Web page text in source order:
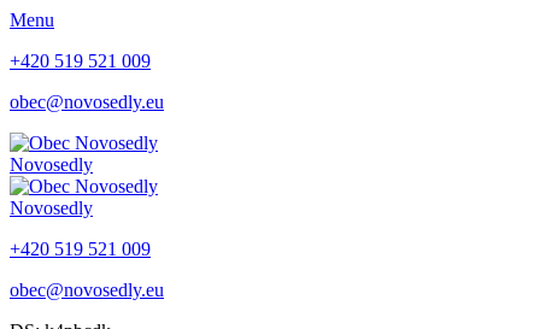
Menu
+420 519 521 009
obec@novosedly.eu
Novosedly
Novosedly
+420 519 521 009
obec@novosedly.eu